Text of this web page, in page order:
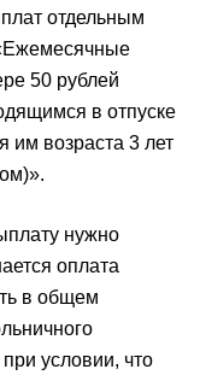
отдельным
50 рублей
в отпуске
им возраста 3 лет
нужно
оплата
в общем
условии, что